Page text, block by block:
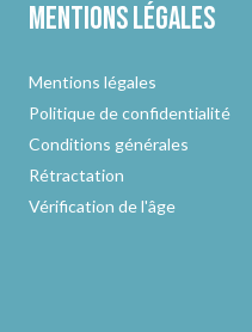
Mentions légales
Mentions légales
Politique de confidentialité
Conditions générales
Rétractation
Vérification de l'âge